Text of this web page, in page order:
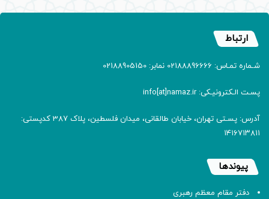
ارتباط
شـماره تمـاس: 02188896666 نمابر: 02188905150
پسـت الـکترونیـکی: info[at]namaz.ir
آدرس: پسـتی تهران، خیابان طالقانی، میدان فلسطین، پلاک 387 کدپستی:
۱۴۱۶۷۱۳۸۱۱
پیوندها
دفتر مقام معظم رهبری